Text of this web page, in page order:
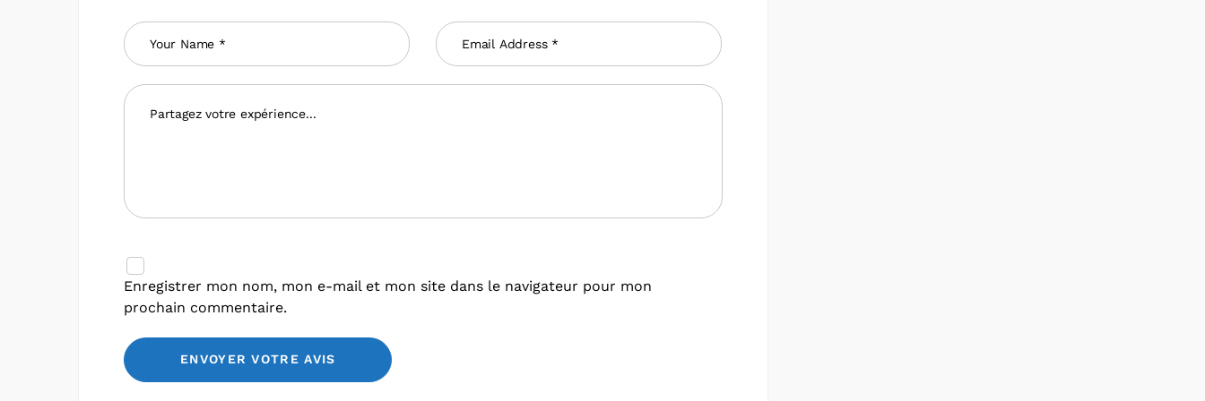
Enregistrer mon nom, mon e-mail et mon site dans le navigateur pour mon
prochain commentaire.